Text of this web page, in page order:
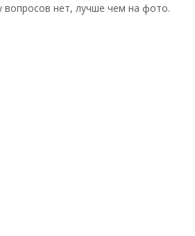
вопросов нет, лучше чем на фото.